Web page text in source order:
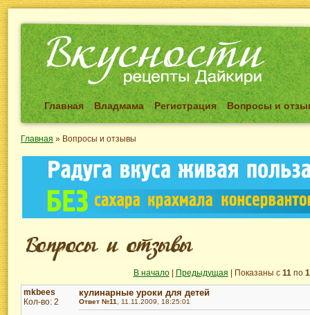
Главная Владмама Регистрация Вопросы и
Главная » Вопросы и отзывы
В начало| Предыдущая | Показаны с 11по
mkbees
Кол-во: 2
кулинарные уроки для детей
Ответ №11, 11.11.2009, 18:25:01